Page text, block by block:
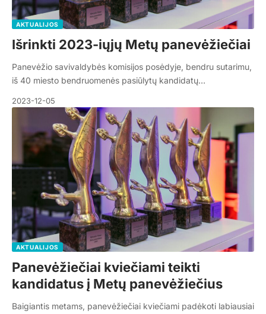
AKTUALIJOS
Išrinkti 2023-iųjų Metų panevėžiečiai
Panevėžio savivaldybės komisijos posėdyje, bendru sutarimu,
iš 40 miesto bendruomenės pasiūlytų kandidatų…
2023-12-05
AKTUALIJOS
Panevėžiečiai kviečiami teikti
kandidatus į Metų panevėžiečius
Baigiantis metams, panevėžiečiai kviečiami padėkoti labiausiai